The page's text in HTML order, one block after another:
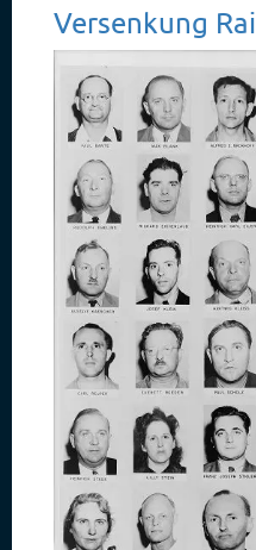
Versenkung